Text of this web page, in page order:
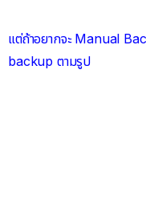
แต่ถ้าอยากจะ Manual
backup ตามรูป